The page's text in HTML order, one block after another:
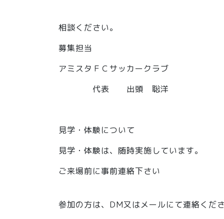
相談ください。
募集担当
アミスタＦＣサッカークラブ
代表 出頭 聡洋
見学・体験について
見学・体験は、随時実施しています。
ご来場前に事前連絡下さい
参加の方は、DM又はメールにて連絡くだ